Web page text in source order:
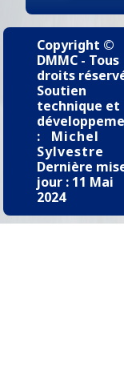
Copyright ©
DMMC - Tous
droits
Soutien
technique et
:
Michel
Sylvestre
Dernière
jour : 11 Mai
2024